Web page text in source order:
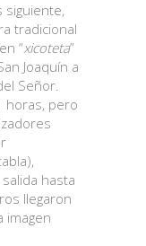
siguiente,
tradicional
“xicoteta”
Joaquín a
Señor.
horas, pero
hasta
llegaron
imagen